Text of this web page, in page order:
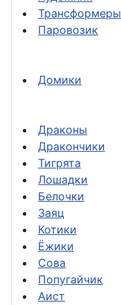
Трансформеры
Паровозик
Домики
Драконы
Дракончики
Тигрята
Лошадки
Белочки
Заяц
Котики
Ёжики
Сова
Попугайчик
Аист